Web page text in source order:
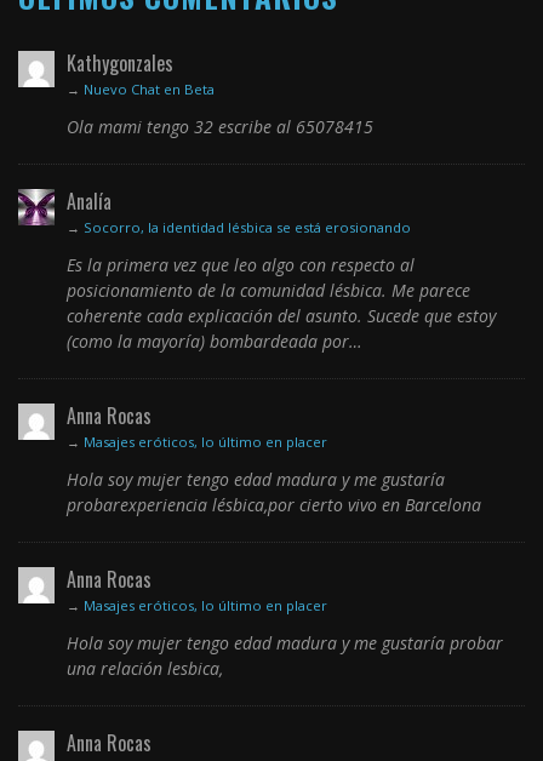
Kathygonzales
→ Nuevo Chat en Beta
Ola mami tengo 32 escribe al 65078415
Analía
→ Socorro, la identidad lésbica se está erosionando
Es la primera vez que leo algo con respecto al
posicionamiento de la comunidad lésbica. Me parece
coherente cada explicación del asunto. Sucede que estoy
(como la mayoría) bombardeada por…
Anna Rocas
→ Masajes eróticos, lo último en placer
Hola soy mujer tengo edad madura y me gustaría
probarexperiencia lésbica,por cierto vivo en Barcelona
Anna Rocas
→ Masajes eróticos, lo último en placer
Hola soy mujer tengo edad madura y me gustaría probar
una relación lesbica,
Anna Rocas